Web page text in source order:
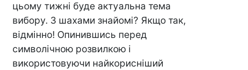
цьому тижні буде актуальна тема
вибору. З шахами знайомі? Якщо так,
відмінно! Опинившись перед
символічною розвилкою і
використовуючи найкорисніший